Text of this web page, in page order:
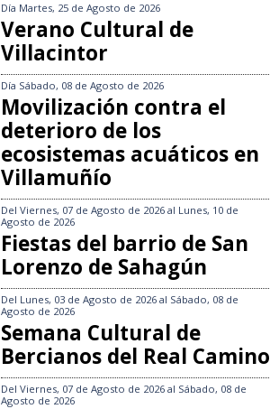
Día Martes, 25 de Agosto de 2026
Verano Cultural de
Villacintor
Día Sábado, 08 de Agosto de 2026
Movilización contra el
deterioro de los
ecosistemas acuáticos en
Villamuñío
Del Viernes, 07 de Agosto de 2026 al Lunes, 10 de
Agosto de 2026
Fiestas del barrio de San
Lorenzo de Sahagún
Del Lunes, 03 de Agosto de 2026 al Sábado, 08 de
Agosto de 2026
Semana Cultural de
Bercianos del Real Camino
Del Viernes, 07 de Agosto de 2026 al Sábado, 08 de
Agosto de 2026